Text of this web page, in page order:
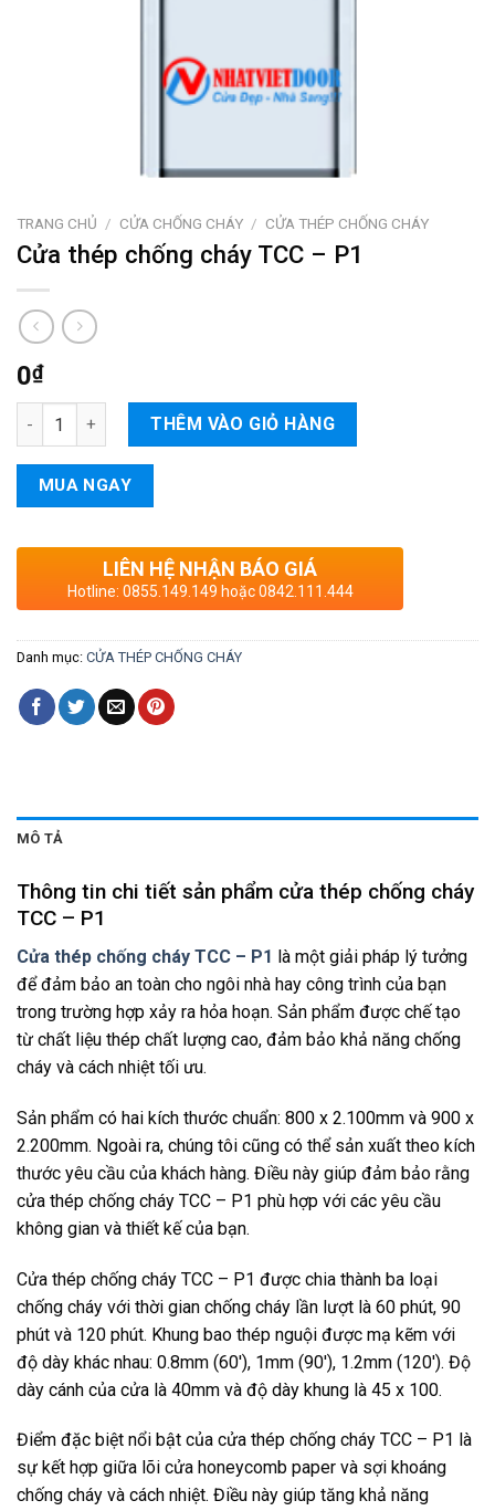
TRANG CHỦ / CỬA CHỐNG CHÁY / CỬA THÉP CHỐNG CHÁY
Cửa thép chống cháy TCC – P1
0₫
Cửa thép chống cháy TCC - P1 số lượng
THÊM VÀO GIỎ HÀNG
MUA NGAY
LIÊN HỆ NHẬN BÁO GIÁ
Hotline: 0855.149.149 hoặc 0842.111.444
Danh mục: CỬA THÉP CHỐNG CHÁY
MÔ TẢ
Thông tin chi tiết sản phẩm cửa thép chống cháy
TCC – P1
Cửa thép chống cháy TCC – P1 là một giải pháp lý tưởng
để đảm bảo an toàn cho ngôi nhà hay công trình của bạn
trong trường hợp xảy ra hỏa hoạn. Sản phẩm được chế tạo
từ chất liệu thép chất lượng cao, đảm bảo khả năng chống
cháy và cách nhiệt tối ưu.
Sản phẩm có hai kích thước chuẩn: 800 x 2.100mm và 900 x
2.200mm. Ngoài ra, chúng tôi cũng có thể sản xuất theo kích
thước yêu cầu của khách hàng. Điều này giúp đảm bảo rằng
cửa thép chống cháy TCC – P1 phù hợp với các yêu cầu
không gian và thiết kế của bạn.
Cửa thép chống cháy TCC – P1 được chia thành ba loại
chống cháy với thời gian chống cháy lần lượt là 60 phút, 90
phút và 120 phút. Khung bao thép nguội được mạ kẽm với
độ dày khác nhau: 0.8mm (60′), 1mm (90′), 1.2mm (120′). Độ
dày cánh của cửa là 40mm và độ dày khung là 45 x 100.
Điểm đặc biệt nổi bật của cửa thép chống cháy TCC – P1 là
sự kết hợp giữa lõi cửa honeycomb paper và sợi khoáng
chống cháy và cách nhiệt. Điều này giúp tăng khả năng